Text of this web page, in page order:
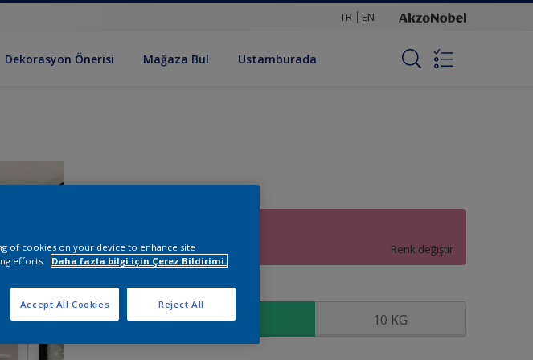
TR EN
Dekorasyon Önerisi Mağaza Bul Ustamburada
Renk değiştir
Boyut
3.5 KG 10 KG
of cookies on your device to enhance site
efforts.
Daha fazla bilgi için Çerez Bildirimi.
Reject All
Accept All Cookies